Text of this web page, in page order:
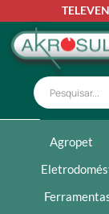
Agropet